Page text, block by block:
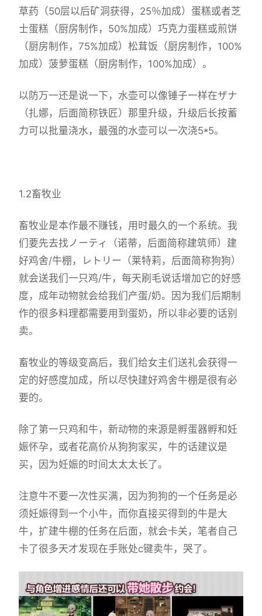
草药（50层以后矿洞获得，25％加成）蛋糕或者芝
士蛋糕（厨房制作，50%加成）巧克力蛋糕或煎饼
（厨房制作，75%加成）松茸饭（厨房制作，100%
加成）菠萝蛋糕（厨房制作，100%加成）。
以防万一还是说一下，水壶可以像锤子一样在ザナ
（扎娜，后面简称铁匠）那里升级，升级后长按蓄
力可以批量浇水，最强的水壶可以一次浇5*5。
1.2畜牧业
畜牧业是本作最不赚钱，用时最久的一个系统。我
们要先去找ノーティ（诺蒂，后面简称建筑师）建
好鸡舍/牛棚，レトリー（莱特莉，后面简称狗狗）
就会送我们一只鸡/牛，每天刷毛说话增加它的好感
度，成年动物就会给我们产蛋/奶。因为我们后期制
作的很多料理都需要用到蛋奶，所以非必要的话别
卖。
畜牧业的等级变高后，我们给女主们送礼会获得一
定的好感度加成，所以尽快建好鸡舍牛棚是很有必
要的。
除了第一只鸡和牛，新动物的来源是孵蛋器孵和妊
娠怀孕，或者花高价从狗狗家买，牛的话建议是
买，因为妊娠的时间太太太长了。
注意牛不要一次性买满，因为狗狗的一个任务是必
须妊娠得到一个小牛，而你直接买得到的牛是大
牛，扩建牛棚的任务在后面，就会卡关，笔者自己
卡了很多天才发现在手账处c键卖牛，哭了。